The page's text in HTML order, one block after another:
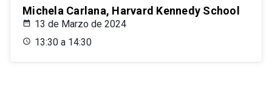
Michela Carlana, Harvard Kennedy School
13 de Marzo de 2024
13:30 a 14:30